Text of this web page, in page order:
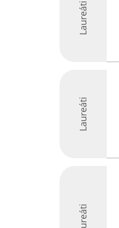
Laureáti
Laureáti
Laureáti